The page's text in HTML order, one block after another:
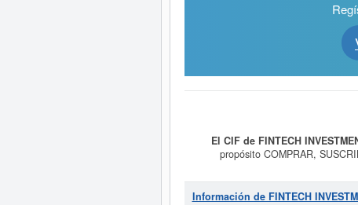
El CIF de FINTECH
propósito COMPRAR,
CUALQUIERA QUE SEA LA
Su CNAE es 7499 - Todas las
73890100. La última consulta de
Información de FINTECH